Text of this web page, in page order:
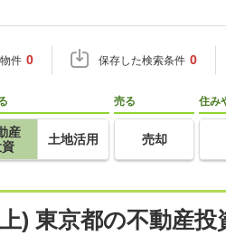
件 0 保存した検索条件 0
産
土地活用
売る
売却
住み
) 東京都の不動産投